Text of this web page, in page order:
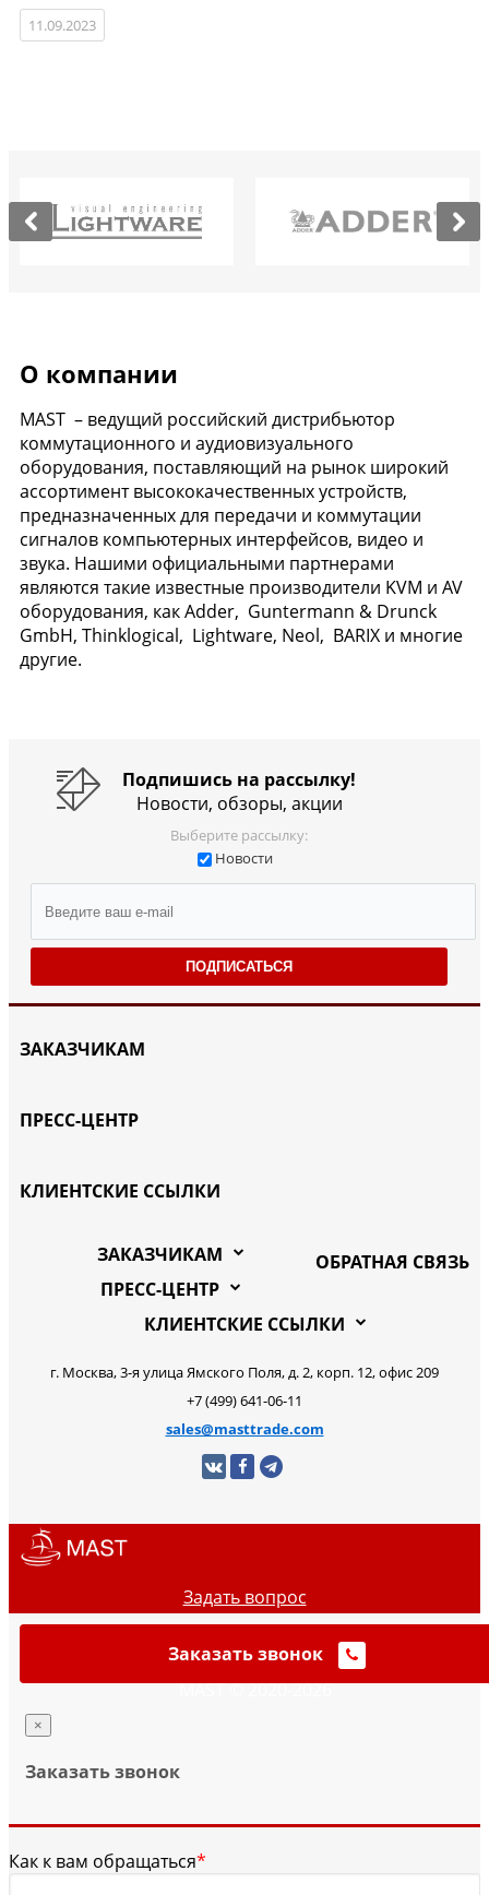
11.09.2023
О компании
MAST – ведущий российский дистрибьютор
коммутационного и аудиовизуального
оборудования, поставляющий на рынок широкий
ассортимент высококачественных устройств,
предназначенных для передачи и коммутации
сигналов компьютерных интерфейсов, видео и
звука. Нашими официальными партнерами
являются такие известные производители KVM и AV
оборудования, как Adder, Guntermann & Drunck
GmbH, Thinklogical, Lightware, Neol, BARIX и многие
другие.
Подпишись на рассылку!
Новости, обзоры, акции
Выберите рассылку:
Новости
ПОДПИСАТЬСЯ
ЗАКАЗЧИКАМ
ПРЕСС-ЦЕНТР
КЛИЕНТСКИЕ ССЫЛКИ
ОБРАТНАЯ СВЯЗЬ
ЗАКАЗЧИКАМ
ПРЕСС-ЦЕНТР
КЛИЕНТСКИЕ ССЫЛКИ
г. Москва, 3-я улица Ямского Поля, д. 2, корп. 12, офис 209
+7 (499) 641-06-11
sales@masttrade.com
Задать вопрос
Заказать звонок
MAST © 2020-2026
×
Заказать звонок
Как к вам обращаться*